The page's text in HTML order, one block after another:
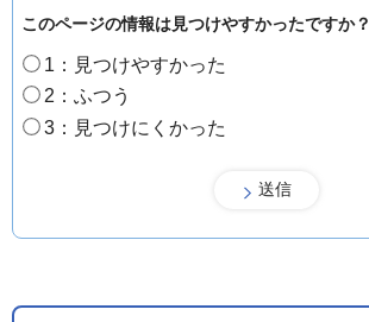
このページの情報は見つけやすかったですか？
1：見つけやすかった
2：ふつう
3：見つけにくかった